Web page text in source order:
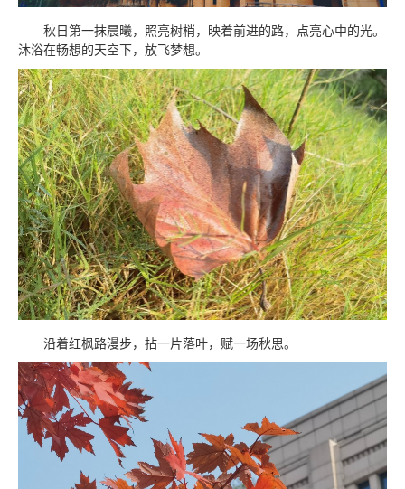
秋日第一抹晨曦，照亮树梢，映着前进的路，点亮心中的光。
沐浴在畅想的天空下，放飞梦想。
沿着红枫路漫步，拈一片落叶，赋一场秋思。